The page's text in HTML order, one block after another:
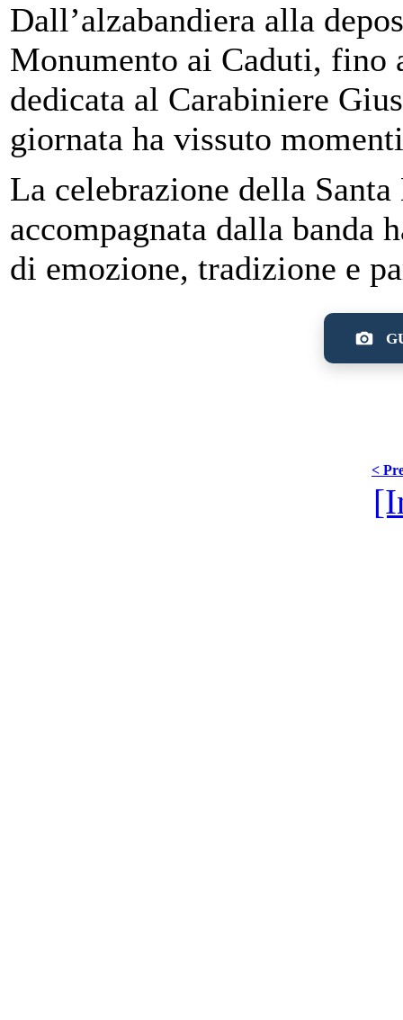
Dall’alzabandiera alla
Monumento ai Caduti, fino
dedicata al Carabiniere
giornata ha vissuto
La celebrazione della
accompagnata dalla banda
di emozione, tradizione e
<